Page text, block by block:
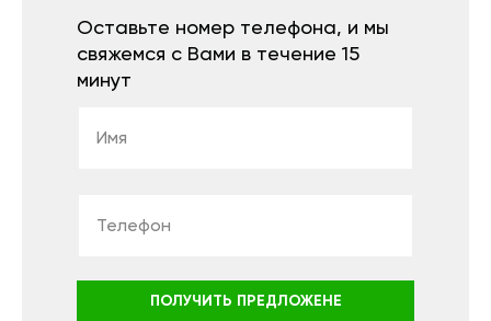
Оставьте номер телефона, и мы
свяжемся с Вами в течение 15
минут
ПОЛУЧИТЬ ПРЕДЛОЖЕНЕ